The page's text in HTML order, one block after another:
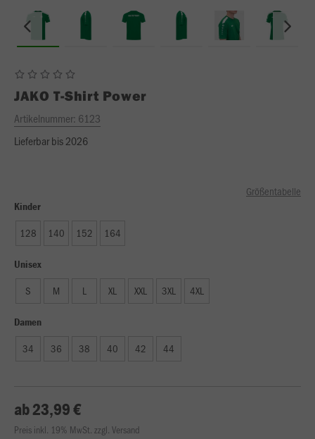
JAKO T-Shirt Power
Artikelnummer: 6123
Lieferbar bis 2026
Größentabelle
Kinder
128 140 152 164
Unisex
S M L XL XXL 3XL 4XL
Damen
34 36 38 40 42 44
ab 23,99 €
Preis inkl. 19% MwSt. zzgl. Versand